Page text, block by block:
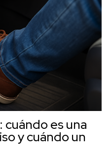
cuándo es una
y cuándo un